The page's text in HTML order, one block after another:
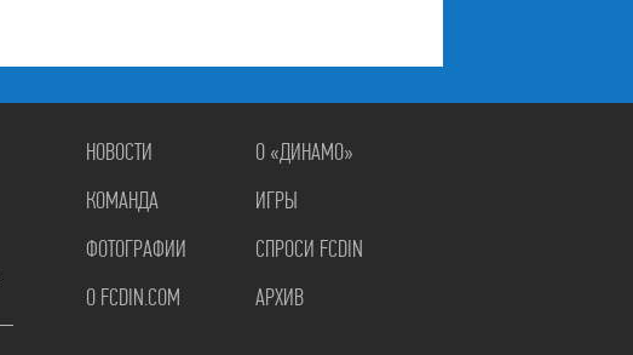
НОВОСТИ
О «ДИНАМО»
КОМАНДА
ИГРЫ
ФОТОГРАФИИ
СПРОСИ FCDIN
О FCDIN.COM
АРХИВ